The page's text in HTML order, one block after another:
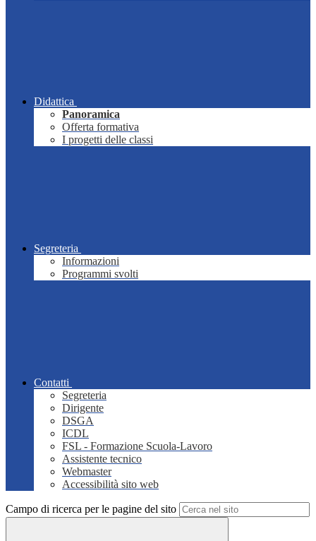
Didattica
Panoramica
Offerta formativa
I progetti delle classi
Segreteria
Informazioni
Programmi svolti
Contatti
Segreteria
Dirigente
DSGA
ICDL
FSL - Formazione Scuola-Lavoro
Assistente tecnico
Webmaster
Accessibilità sito web
Campo di ricerca per le pagine del sito